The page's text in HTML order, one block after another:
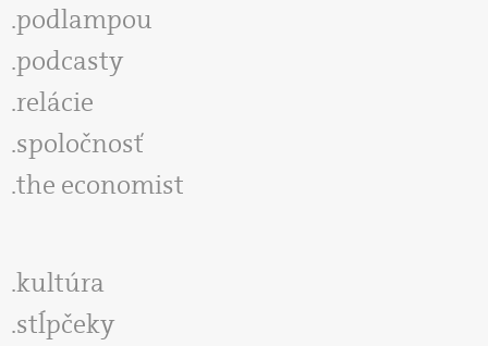
podlampou
podcasty
relácie
spoločnosť
the economist
kultúra
stĺpčeky